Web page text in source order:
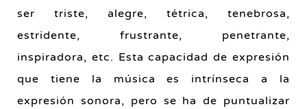
ser triste, alegre, tétrica, tenebrosa,
estridente, frustrante, penetrante,
inspiradora, etc. Esta capacidad de expresión
que tiene la música es intrínseca a la
expresión sonora, pero se ha de puntualizar